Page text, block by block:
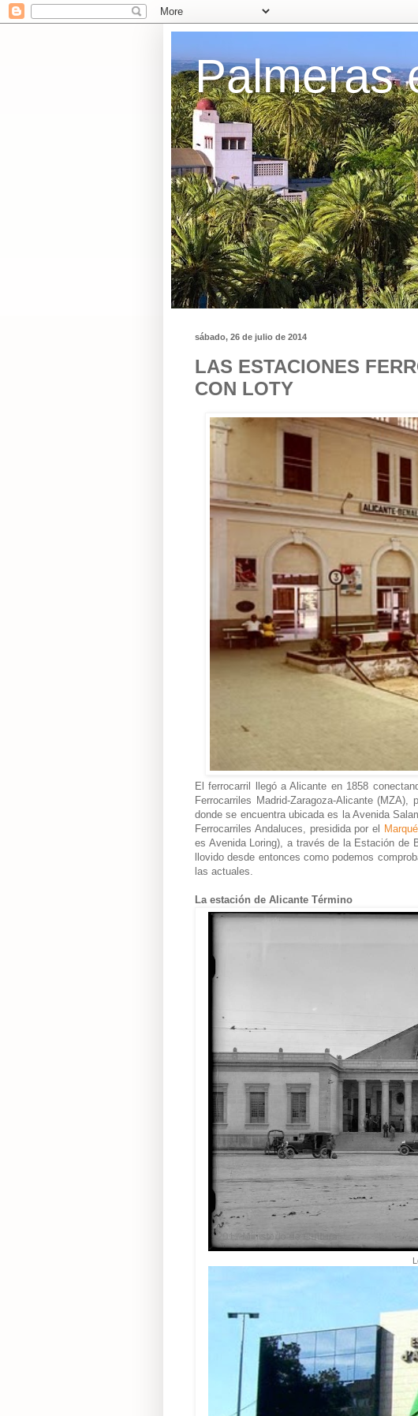
Palmeras
sábado, 26 de julio de 2014
LAS ESTACIONES
CON LOTY
El ferrocarril llegó a Alicante en 1858
Ferrocarriles Madrid-Zaragoza-Alicante (MZA),
donde se encuentra ubicada es la Avenida
Ferrocarriles Andaluces, presidida por el
es Avenida Loring), a través de la Estación de
llovido desde entonces como podemos
las actuales.
La estación de Alicante Término